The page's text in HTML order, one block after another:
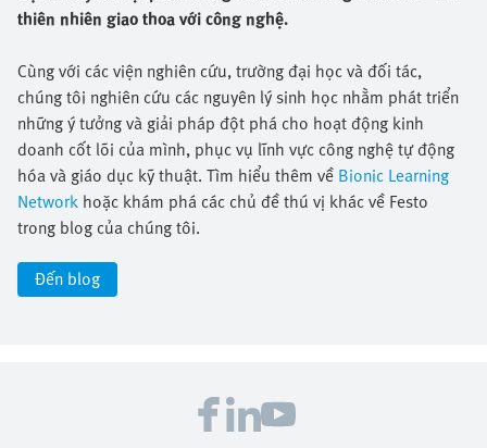
thiên nhiên giao thoa với công nghệ.
Cùng với các viện nghiên cứu, trường đại học và đối tác,
chúng tôi nghiên cứu các nguyên lý sinh học nhằm phát triển
những ý tưởng và giải pháp đột phá cho hoạt động kinh
doanh cốt lõi của mình, phục vụ lĩnh vực công nghệ tự động
hóa và giáo dục kỹ thuật. Tìm hiểu thêm về Bionic Learning
Network hoặc khám phá các chủ đề thú vị khác về Festo
trong blog của chúng tôi.
Đến blog